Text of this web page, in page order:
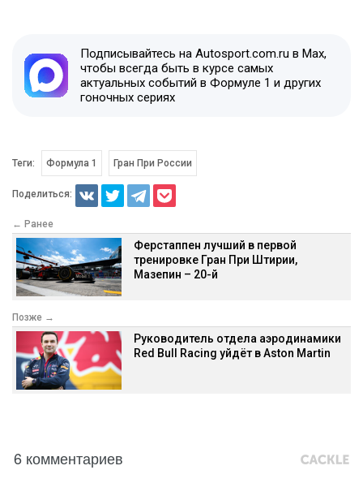
Подписывайтесь на Autosport.com.ru в Max,
чтобы всегда быть в курсе самых
актуальных событий в Формуле 1 и других
гоночных сериях
Теги: Формула 1 Гран При России
Поделиться:
← Ранее
Ферстаппен лучший в первой
тренировке Гран При Штирии,
Мазепин – 20-й
Позже →
Руководитель отдела аэродинамики
Red Bull Racing уйдёт в Aston Martin
6 комментариев